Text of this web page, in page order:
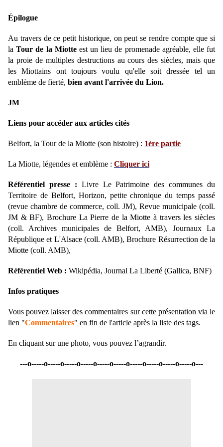
Épilogue
Au travers de ce petit historique, on peut se rendre compte que si
laTour de la Miotteest un lieu de promenade agréable, elle fut
la proie de multiples destructions au cours des siècles, mais que
les Miottains ont toujours voulu qu'elle soit dressée tel un
emblème de fierté, bien avant l'arrivée du Lion.
JM
Liens pour accéder aux articles cités
Belfort, la Tour de la Miotte (son histoire) : 1ère partie
La Miotte, légendes et emblème : Cliquer ici
Référentiel presse : Livre Le Patrimoine des communes du
Territoire de Belfort, Horizon, petite chronique du temps passé
(revue chambre de commerce, coll. JM), Revue municipale (coll.
JM & BF), Brochure La Pierre de la Miotte à travers les siècles
(coll. Archives municipales de Belfort, AMB), Journaux La
République et L'Alsace (coll. AMB), Brochure Résurrection de la
Miotte (coll. AMB),
Référentiel Web : Wikipédia, Journal La Liberté (Gallica, BNF)
Infos pratiques
Vous pouvez laisser des commentaires sur cette présentation via le
lien "Commentaires" en fin de l'article après la liste des tags.
En cliquant sur une photo, vous pouvez l’agrandir.
---o-----o-----o-----o-----o-----o-----o-----o-----o-----o-----o---